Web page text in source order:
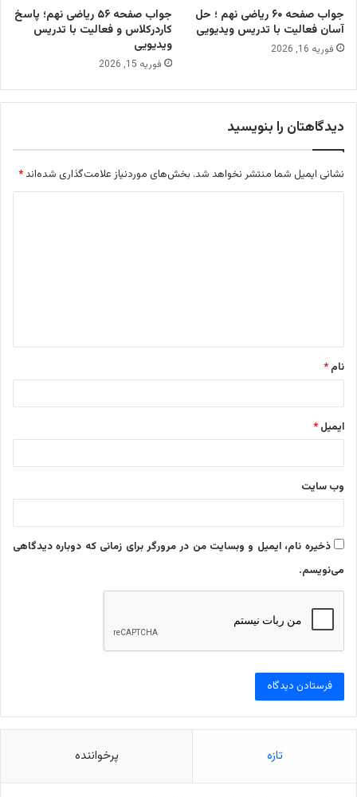
جواب صفحه ۶۰ ریاضی نهم ؛ حل
آسان فعالیت با تدریس ویدیویی
فوریه 16, 2026
جواب صفحه ۵۶ ریاضی نهم؛ پاسخ
کاردرکلاس و فعالیت با تدریس
ویدیویی
فوریه 15, 2026
دیدگاهتان را بنویسید
نشانی ایمیل شما منتشر نخواهد شد. بخش‌های موردنیاز علامت‌گذاری شده‌اند *
*
نام *
ایمیل *
وب‌ سایت
ذخیره نام، ایمیل و وبسایت من در مرورگر برای زمانی که دوباره دیدگاهی
می‌نویسم.
تازه پرخواننده